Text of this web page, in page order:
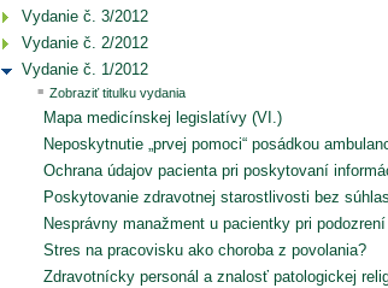
Vydanie č. 3/2012
Vydanie č. 2/2012
Vydanie č. 1/2012
Zobraziť titulku vydania
Mapa medicínskej legislatívy (VI.)
Neposkytnutie „prvej pomoci“ posádkou
Ochrana údajov pacienta pri poskytovaní
Poskytovanie zdravotnej starostlivosti bez
Nesprávny manažment u pacientky pri
Stres na pracovisku ako choroba z povolania?
Zdravotnícky personál a znalosť patologickej